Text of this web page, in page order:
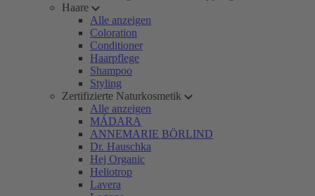
Haare
Alle anzeigen
Coloration
Conditioner
Haarpflege
Shampoo
Styling
Zertifizierte Naturkosmetik
Alle anzeigen
MÁDARA
ANNEMARIE BÖRLIND
Dr. Hauschka
Hej Organic
Heliotrop
Lavera